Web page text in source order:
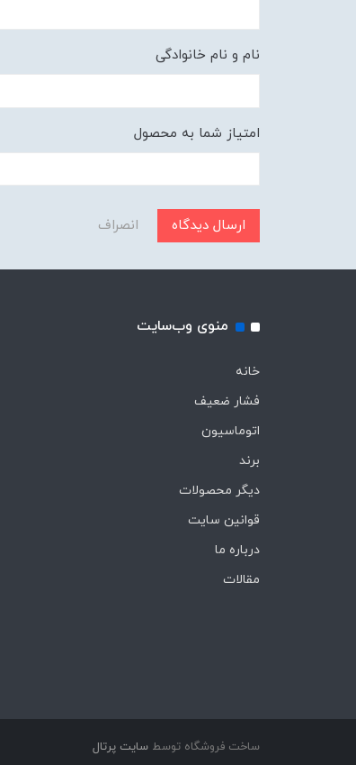
نام و نام خانوادگی
امتیاز شما به محصول
ارسال دیدگاه انصراف
منوی وب‌سایت
خانه
فشار ضعیف
اتوماسیون
برند
دیگر محصولات
قوانین سایت
درباره ما
مقالات
ساخت فروشگاه توسط سایت پرتال